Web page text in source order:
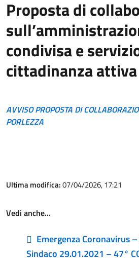
Proposta di
condivisa e
cittadinanza attiva
AVVISO PROPOSTA DI
PORLEZZA
Ultima modifica:07/04/2026, 17:21
Vedi anche…
Emergenza Coronavirus
Sindaco 29.01.2021 – 47°